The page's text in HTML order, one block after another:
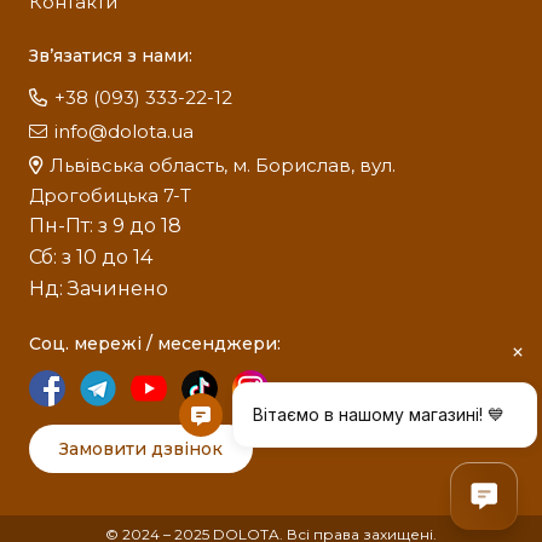
нашого
«ДОЛОТА» видає відповідні акти випробувань та
офіційну гарантію. Щоб замовити опресовування
превенторів, розрахувати вартість ремонту або
отримати безкоштовну технічну консультацію,
просимо зв'язатися з нашими менеджерами
Довіряйте безпеку своїх свердловин лише
перевіреним професіоналам!
Зв’язатися з нами:
+38 (093) 333-22-12
info@dolota.ua
Львівська область, м. Борислав, вул.
Дрогобицька 7-Т
Пн-Пт: з 9 до 18
Сб: з 10 до 14
Нд: Зачинено
Соц. мережі / месенджери:
Замовити дзвінок
© 2024 – 2025 DOLOTA. Всі права захищені.